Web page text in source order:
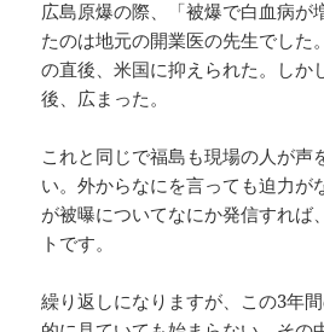
広島原爆の際、「被爆で白血病が
たのは地元の開業医の先生でした
の直後、米国に抑えられた。しか
後、広まった。
これと同じで福島も現場の人が声
い。外からなにを言っても迫力が
が被曝についてなにか発信すれば
トです。
繰り返しになりますが、この3年